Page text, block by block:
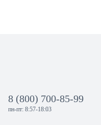
8 (800) 700-85-99
пн-пт: 8:57-18:03